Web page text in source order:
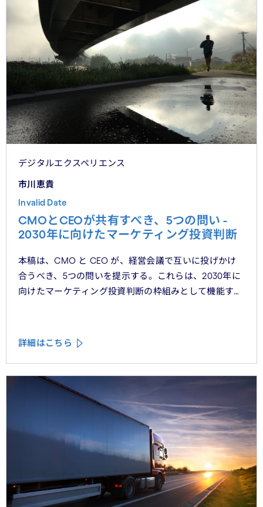
デジタルエクスペリエンス
市川恵貴
Invalid Date
CMOとCEOが共有すべき、5つの問い -
2030年に向けたマーケティング投資判断
本稿は、CMO と CEO が、経営会議で互いに投げかけ
合うべき、5つの問いを提示する。これらは、2030年に
向けたマーケティング投資判断の枠組みとして機能する
詳細はこちら